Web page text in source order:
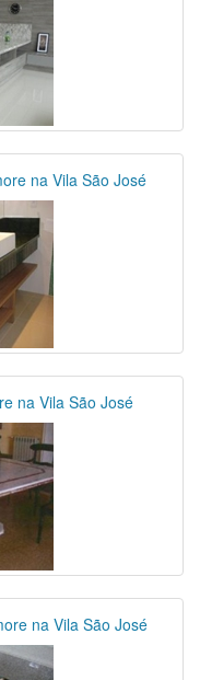
na Vila São José
na Vila São José
na Vila São José